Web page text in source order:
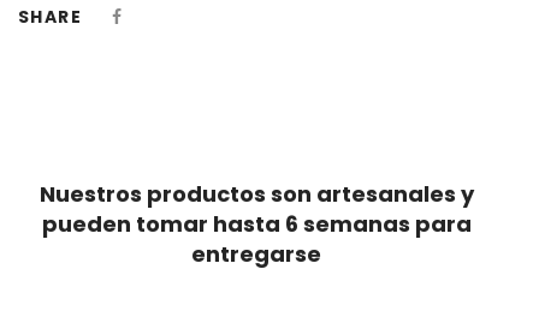
SHARE
Nuestros productos son artesanales y
pueden tomar hasta 6 semanas para
entregarse